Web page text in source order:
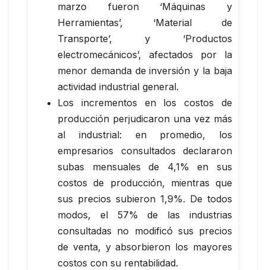
marzo fueron ‘Máquinas y
Herramientas’, ‘Material de
Transporte’, y ‘Productos
electromecánicos’, afectados por la
menor demanda de inversión y la baja
actividad industrial general.
Los incrementos en los costos de
producción perjudicaron una vez más
al industrial: en promedio, los
empresarios consultados declararon
subas mensuales de 4,1% en sus
costos de producción, mientras que
sus precios subieron 1,9%. De todos
modos, el 57% de las industrias
consultadas no modificó sus precios
de venta, y absorbieron los mayores
costos con su rentabilidad.